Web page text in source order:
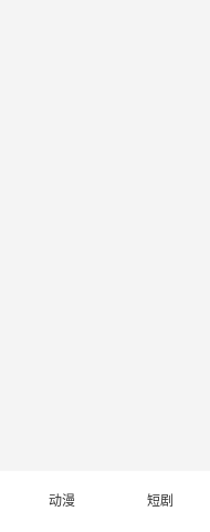
动漫 短剧